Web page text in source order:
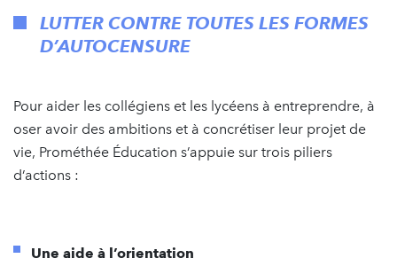
LUTTER CONTRE TOUTES LES FORMES
D’AUTOCENSURE
Pour aider les collégiens et les lycéens à entreprendre, à
oser avoir des ambitions et à concrétiser leur projet de
vie, Prométhée Éducation s’appuie sur trois piliers
d’actions :
Une aide à l’orientation